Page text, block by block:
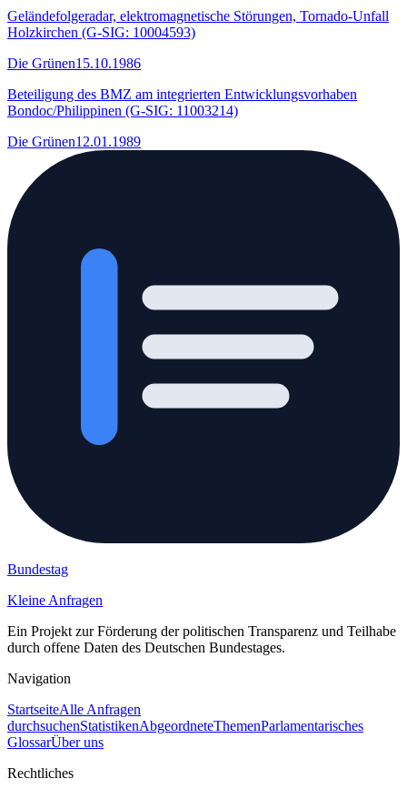
Geländefolgeradar, elektromagnetische Störungen, Tornado-Unfall
Holzkirchen (G-SIG: 10004593)
Die Grünen15.10.1986
Beteiligung des BMZ am integrierten Entwicklungsvorhaben
Bondoc/Philippinen (G-SIG: 11003214)
Die Grünen12.01.1989
Bundestag
Kleine Anfragen
Ein Projekt zur Förderung der politischen Transparenz und Teilhabe
durch offene Daten des Deutschen Bundestages.
Navigation
StartseiteAlle Anfragen
durchsuchenStatistikenAbgeordneteThemenParlamentarisches
GlossarÜber uns
Rechtliches